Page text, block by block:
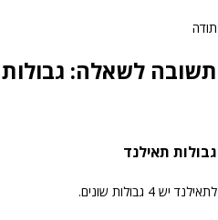
תודה
תשובה לשאלה:
גבולות תאילנד
לתאילנד יש 4 גבולות שונים.